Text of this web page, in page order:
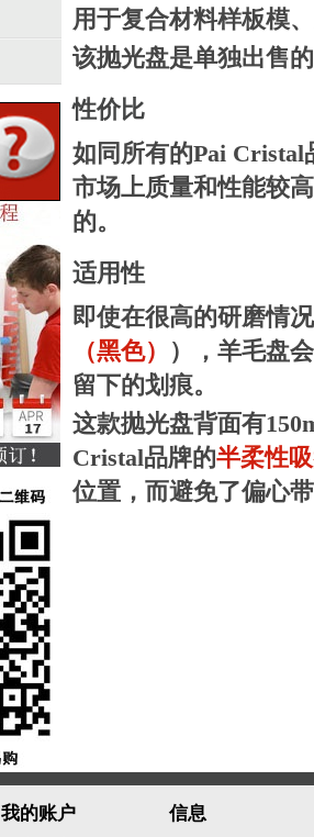
用于复合材料样板模
该抛光盘是单独出售
性价比
如同所有的Pai Cristal
市场上质量和性能较
的。
适用性
即使在很高的研磨情
（黑色）
），羊毛盘
留下的划痕。
这款抛光盘背面有
Cristal品牌的半柔性
位置，而避免了偏心
我的账户 信息